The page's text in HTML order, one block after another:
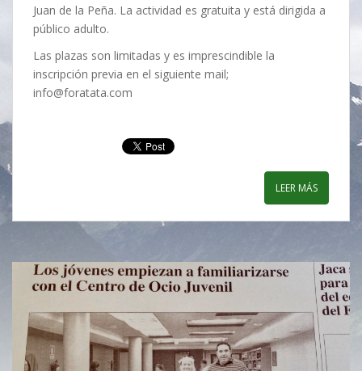
Juan de la Peña. La actividad es gratuita y está dirigida a
público adulto.
Las plazas son limitadas y es imprescindible la
inscripción previa en el siguiente mail;
info@foratata.com
LEER MÁS